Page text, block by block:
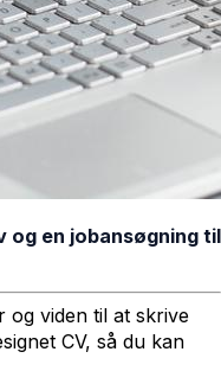
og en jobansøgning til
og viden til at skrive
CV, så du kan